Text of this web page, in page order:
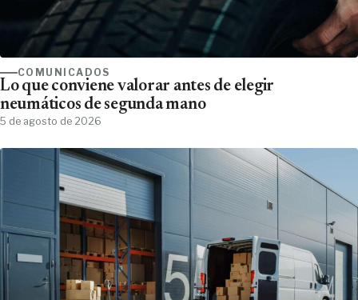
COMUNICADOS
Lo que conviene valorar antes de elegir
neumáticos de segunda mano
5 de agosto de 2026